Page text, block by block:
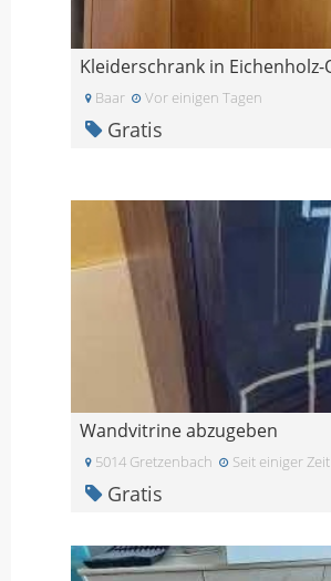
Baar Vor einigen Tagen
Gratis
Wandvitrine abzugeben
5014 Gretzenbach Seit einiger Zeit
Gratis